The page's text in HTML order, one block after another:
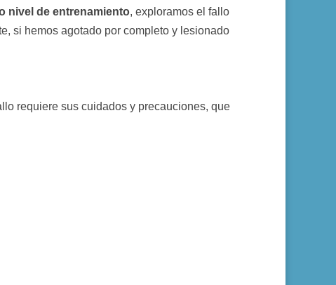
nivel de entrenamiento, exploramos el fallo
si hemos agotado por completo y lesionado
requiere sus cuidados y precauciones, que